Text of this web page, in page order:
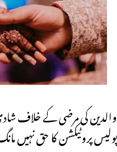
والدین کی مرضی کے خلاف
پولیس پروٹیکشن کا حق نہیں